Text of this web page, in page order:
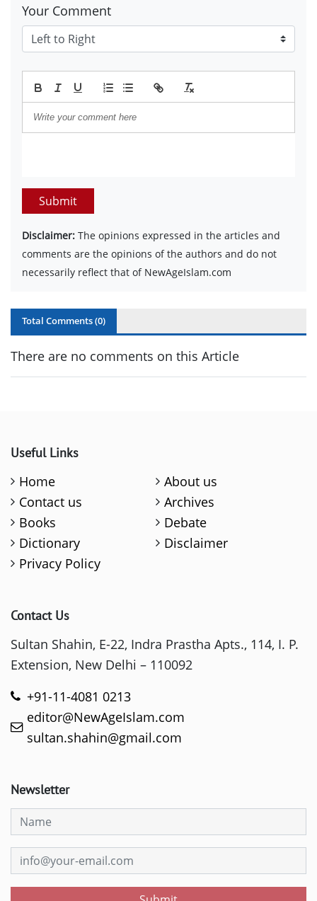
Your Comment
Submit
Disclaimer: The opinions expressed in the articles and
comments are the opinions of the authors and do not
necessarily reflect that of NewAgeIslam.com
Total Comments (0)
There are no comments on this Article
Useful Links
Home
About us
Contact us
Archives
Books
Debate
Dictionary
Disclaimer
Privacy Policy
Contact Us
Sultan Shahin, E-22, Indra Prastha Apts., 114, I. P.
Extension, New Delhi – 110092
+91-11-4081 0213
editor@NewAgeIslam.com
sultan.shahin@gmail.com
Newsletter